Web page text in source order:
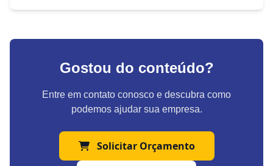
Gostou do conteúdo?
Entre em contato conosco e descubra como
podemos ajudar sua empresa.
Solicitar Orçamento